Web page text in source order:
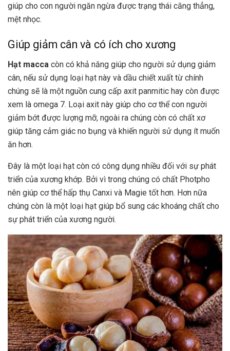
giúp cho con người ngăn ngừa được trạng thái căng thẳng,
mệt nhọc.
Giúp giảm cân và có ích cho xương
Hạt macca còn có khả năng giúp cho người sử dụng giảm
cân, nếu sử dụng loại hạt này và dầu chiết xuất từ chính
chúng sẽ là một nguồn cung cấp axit panmitic hay còn được
xem là omega 7. Loại axit này giúp cho cơ thể con người
giảm bớt được lượng mỡ, ngoài ra chúng còn có chất xơ
giúp tăng cảm giác no bụng và khiến người sử dụng ít muốn
ăn hơn.
Đây là một loại hạt còn có công dụng nhiều đối với sự phát
triển của xương khớp. Bởi vì trong chúng có chất Photpho
nên giúp cơ thể hấp thụ Canxi và Magie tốt hơn. Hơn nữa
chúng còn là một loại hạt giúp bổ sung các khoáng chất cho
sự phát triển của xương người.